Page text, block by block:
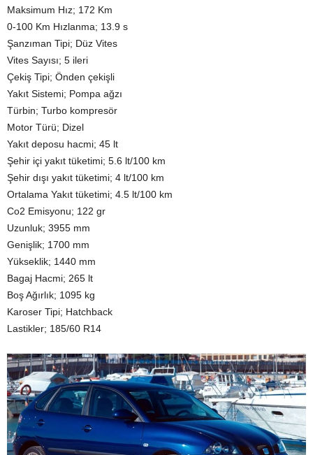
Maksimum Hız; 172 Km
0-100 Km Hızlanma; 13.9 s
Şanzıman Tipi; Düz Vites
Vites Sayısı; 5 ileri
Çekiş Tipi; Önden çekişli
Yakıt Sistemi; Pompa ağzı
Türbin; Turbo kompresör
Motor Türü; Dizel
Yakıt deposu hacmi; 45 lt
Şehir içi yakıt tüketimi; 5.6 lt/100 km
Şehir dışı yakıt tüketimi; 4 lt/100 km
Ortalama Yakıt tüketimi; 4.5 lt/100 km
Co2 Emisyonu; 122 gr
Uzunluk; 3955 mm
Genişlik; 1700 mm
Yükseklik; 1440 mm
Bagaj Hacmi; 265 lt
Boş Ağırlık; 1095 kg
Karoser Tipi; Hatchback
Lastikler; 185/60 R14